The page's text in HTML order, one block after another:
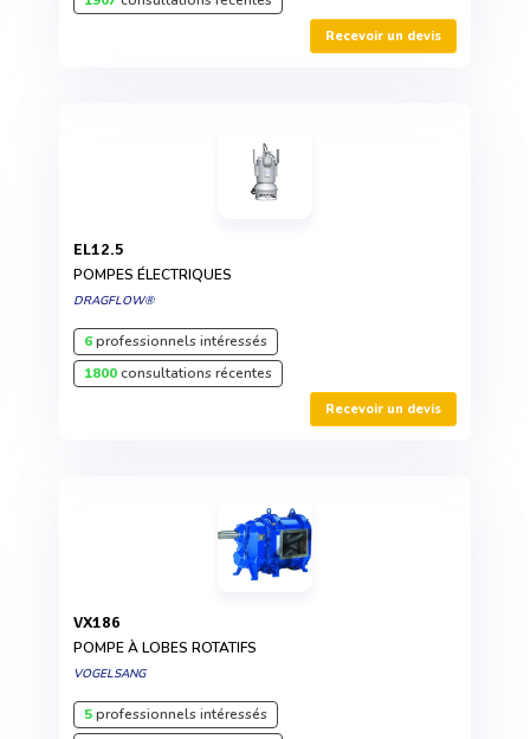
Recevoir un devis
EL12.5
POMPES ÉLECTRIQUES
DRAGFLOW®
6professionnels intéressés
1800consultations récentes
Recevoir un devis
VX186
POMPE À LOBES ROTATIFS
VOGELSANG
5professionnels intéressés